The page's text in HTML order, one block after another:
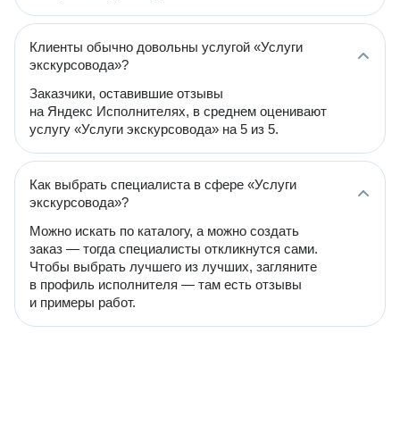
Клиенты обычно довольны услугой «Услуги
экскурсовода»?
Заказчики, оставившие отзывы
на Яндекс Исполнителях, в среднем оценивают
услугу «Услуги экскурсовода» на 5 из 5.
Как выбрать специалиста в сфере «Услуги
экскурсовода»?
Можно искать по каталогу, а можно создать
заказ — тогда специалисты откликнутся сами.
Чтобы выбрать лучшего из лучших, загляните
в профиль исполнителя — там есть отзывы
и примеры работ.